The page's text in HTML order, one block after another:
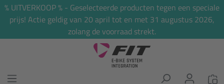
% UITVERKOOP % - Geselecteerde producten tegen een speciale
prijs! Actie geldig van 20 april tot en met 31 augustus 2026,
zolang de voorraad strekt.